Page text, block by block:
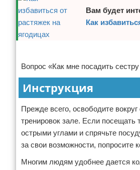
Футбол
Боевые виды искусства
Теннис
Легкая атлетика
Водный спорт
Похудание
Условия предоставления
Отказ от ответственности
Вам будет
Как
Вопрос «Как мне посадить
Инструкция
Прежде всего, освободите
тренировок зале. Если посещать
острыми углами и спрячьте
за свои возможности, попросите
Многим людям удобнее дается